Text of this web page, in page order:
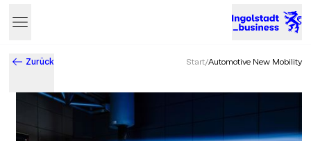
Zurück Start/Automotive New Mobility
Business & Innovation in Ingolstadt – Der Standort mit